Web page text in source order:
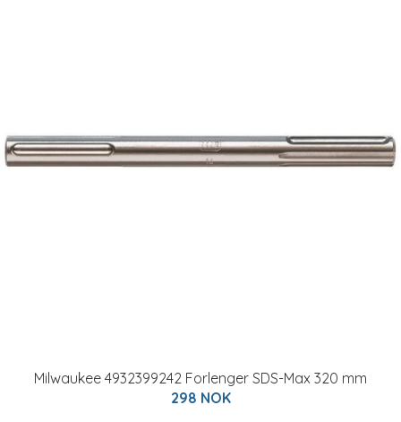
Milwaukee 4932399242 Forlenger SDS-Max 320 mm
298 NOK